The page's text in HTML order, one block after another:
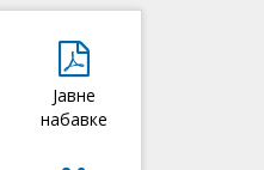
Јавне
набавке